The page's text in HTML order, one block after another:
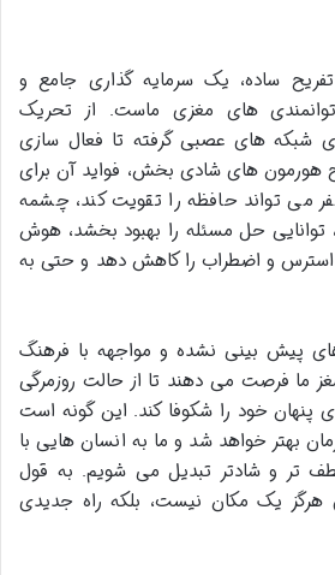
ساده، یک سرمایه گذاری جامع و
های مغزی ماست. از تحریک
شبکه های عصبی گرفته تا فعال سازی
هورمون های شادی بخش، فواید آن برای
می تواند حافظه را تقویت کند، چشمه
توانایی حل مسئله را بهبود بخشد، هوش
و اضطراب را کاهش دهد و حتی به
پیش بینی نشده و مواجهه با فرهنگ
ما فرصت می دهند تا از حالت روزمرگی
پنهان خود را شکوفا کند. این گونه است
بهتر خواهد شد و ما به انسان هایی با
تر و شادتر تبدیل می شویم. به قول
یک مکان نیست، بلکه راه جدیدی